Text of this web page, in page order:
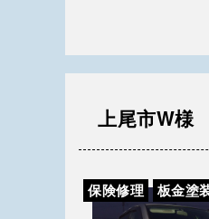
上尾市W
保険修理 板金塗